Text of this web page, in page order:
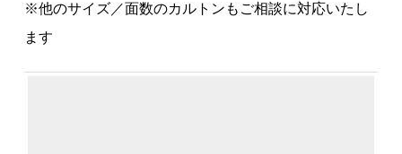
※他のサイズ／面数のカルトンもご相談に対応いたし
ます